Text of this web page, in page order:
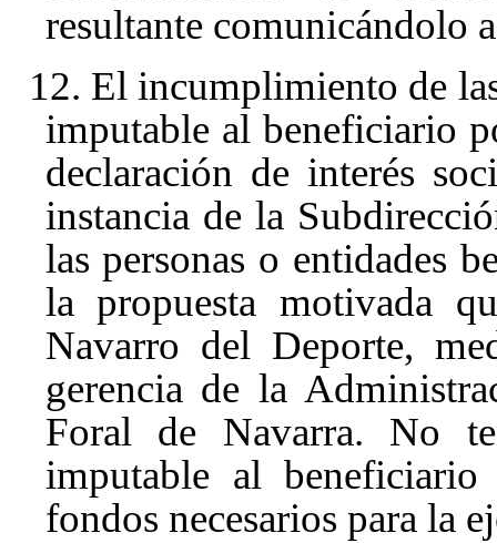
resultante comunicándolo
12. El incumplimiento de
imputable al beneficiario
declaración de interés
instancia de la
las personas o entidades
la propuesta motivada
Navarro del Deporte,
gerencia de la
Foral de Navarra. No
imputable al
fondos necesarios para la